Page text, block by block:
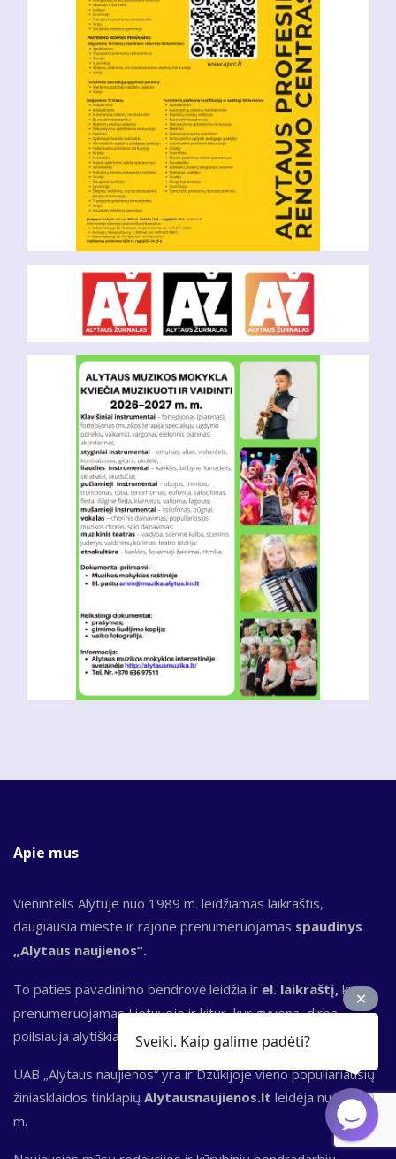
Apie mus
Vienintelis Alytuje nuo 1989 m. leidžiamas laikraštis,
daugiausia mieste ir rajone prenumeruojamas spaudinys
„Alytaus naujienos“.
To paties pavadinimo bendrovė leidžia ir el. laikraštį, kuris
prenumeruojamas Lietuvoje ir kitur, kur gyvena, dirba,
poilsiauja alytiškiai.
UAB „Alytaus naujienos“ yra ir Dzūkijoje vieno populiariausių
žiniasklaidos tinklapių Alytausnaujienos.lt leidėja nuo 2000
m.
Sveiki. Kaip galime padėti?